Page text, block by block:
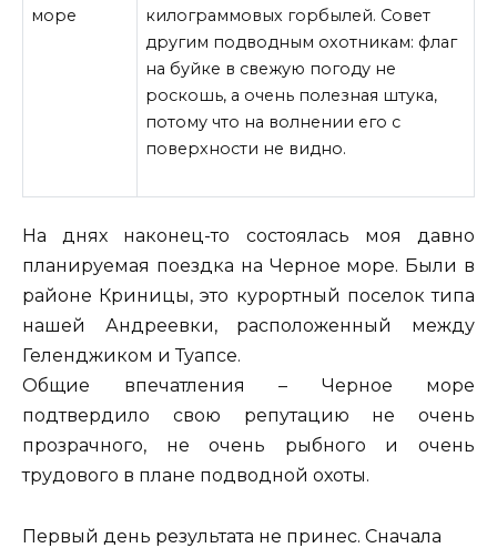
килограммовых горбылей. Совет
другим подводным охотникам: флаг
на буйке в свежую погоду не
роскошь, а очень полезная штука,
потому что на волнении его с
поверхности не видно.
На днях наконец-то состоялась моя давно
планируемая поездка на Черное море. Были в
районе Криницы, это курортный поселок типа
нашей Андреевки, расположенный между
Геленджиком и Туапсе.
Общие впечатления – Черное море
подтвердило свою репутацию не очень
прозрачного, не очень рыбного и очень
трудового в плане подводной охоты.
Первый день результата не принес. Сначала